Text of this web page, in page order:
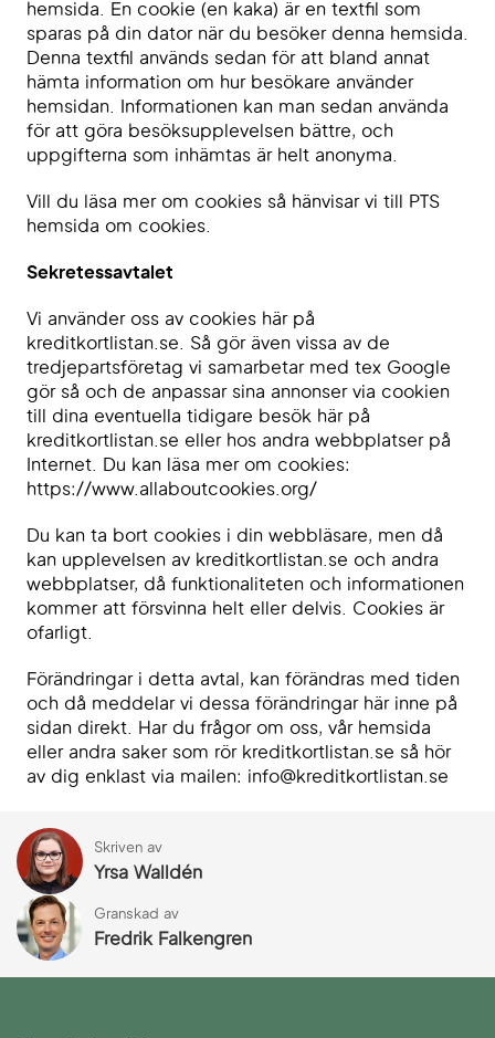
hemsida. En cookie (en kaka) är en textfil som
sparas på din dator när du besöker denna hemsida.
Denna textfil används sedan för att bland annat
hämta information om hur besökare använder
hemsidan. Informationen kan man sedan använda
för att göra besöksupplevelsen bättre, och
uppgifterna som inhämtas är helt anonyma.
Vill du läsa mer om cookies så hänvisar vi till PTS
hemsida om cookies.
Sekretessavtalet
Vi använder oss av cookies här på
kreditkortlistan.se. Så gör även vissa av de
tredjepartsföretag vi samarbetar med tex Google
gör så och de anpassar sina annonser via cookien
till dina eventuella tidigare besök här på
kreditkortlistan.se eller hos andra webbplatser på
Internet. Du kan läsa mer om cookies:
https://www.allaboutcookies.org/
Du kan ta bort cookies i din webbläsare, men då
kan upplevelsen av kreditkortlistan.se och andra
webbplatser, då funktionaliteten och informationen
kommer att försvinna helt eller delvis. Cookies är
ofarligt.
Förändringar i detta avtal, kan förändras med tiden
och då meddelar vi dessa förändringar här inne på
sidan direkt. Har du frågor om oss, vår hemsida
eller andra saker som rör kreditkortlistan.se så hör
av dig enklast via mailen: info@kreditkortlistan.se
Skriven av
Yrsa Walldén
Granskad av
Fredrik Falkengren